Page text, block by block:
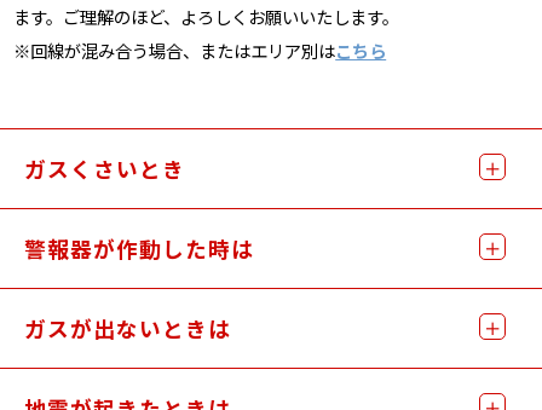
ます。ご理解のほど、よろしくお願いいたします。
※回線が混み合う場合、またはエリア別はこちら
ガスくさいとき
警報器が作動した時は
ガスが出ないときは